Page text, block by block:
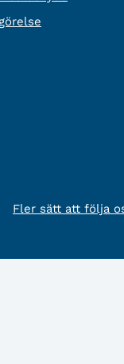
Fler sätt att följa